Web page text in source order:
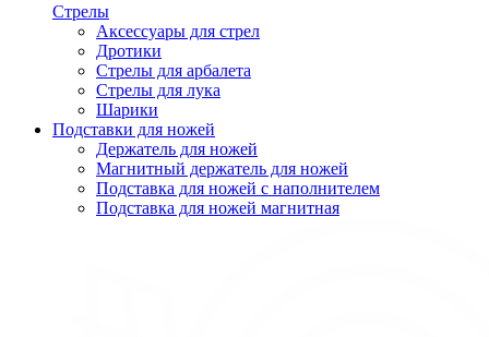
Стрелы
Аксессуары для стрел
Дротики
Стрелы для арбалета
Стрелы для лука
Шарики
Подставки для ножей
Держатель для ножей
Магнитный держатель для ножей
Подставка для ножей с наполнителем
Подставка для ножей магнитная